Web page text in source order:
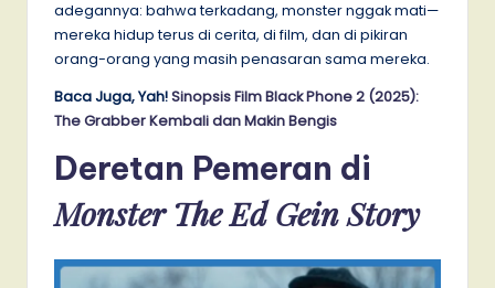
adegannya: bahwa terkadang, monster nggak mati—
mereka hidup terus di cerita, di film, dan di pikiran
orang-orang yang masih penasaran sama mereka.
Baca Juga, Yah!Sinopsis Film Black Phone 2 (2025):
The Grabber Kembali dan Makin Bengis
Deretan Pemeran di
Monster The Ed Gein Story